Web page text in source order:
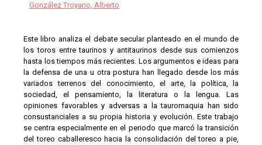
González Troyano, Alberto
Este libro analiza el debate secular planteado en el mundo de
los toros entre taurinos y antitaurinos desde sus comienzos
hasta los tiempos más recientes. Los argumentos e ideas para
la defensa de una u otra postura han llegado desde los más
variados terrenos del conocimiento, el arte, la política, la
sociedad, el pensamiento, la literatura o la lengua. Las
opiniones favorables y adversas a la tauromaquia han sido
consustanciales a su propia historia y evolución. Este trabajo
se centra especialmente en el periodo que marcó la transición
del toreo caballeresco hacia la consolidación del toreo a pie,